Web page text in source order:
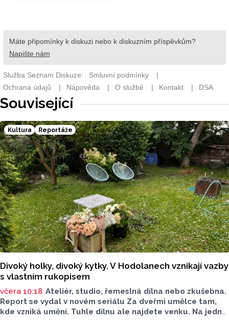
Související
Kultura Reportáže
Divoký holky, divoký kytky. V Hodolanech vznikají vazby
s vlastním rukopisem
včera 10:18 Ateliér, studio, řemeslná dílna nebo zkušebna.
Report se vydal v novém seriálu Za dveřmi umělce tam,
kde vzniká umění. Tuhle dílnu ale najdete venku. Na jedné